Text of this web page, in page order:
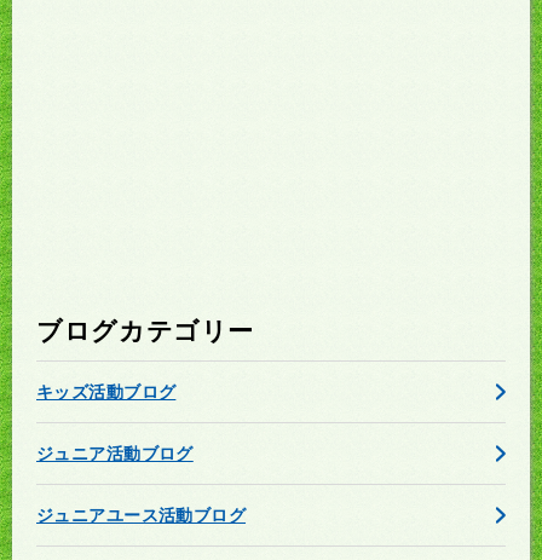
ブログカテゴリー
キッズ活動ブログ
ジュニア活動ブログ
ジュニアユース活動ブログ